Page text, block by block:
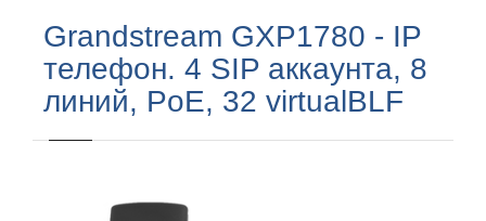
Grandstream GXP1780 - IP
телефон. 4 SIP аккаунта, 8
линий, PoE, 32 virtualBLF